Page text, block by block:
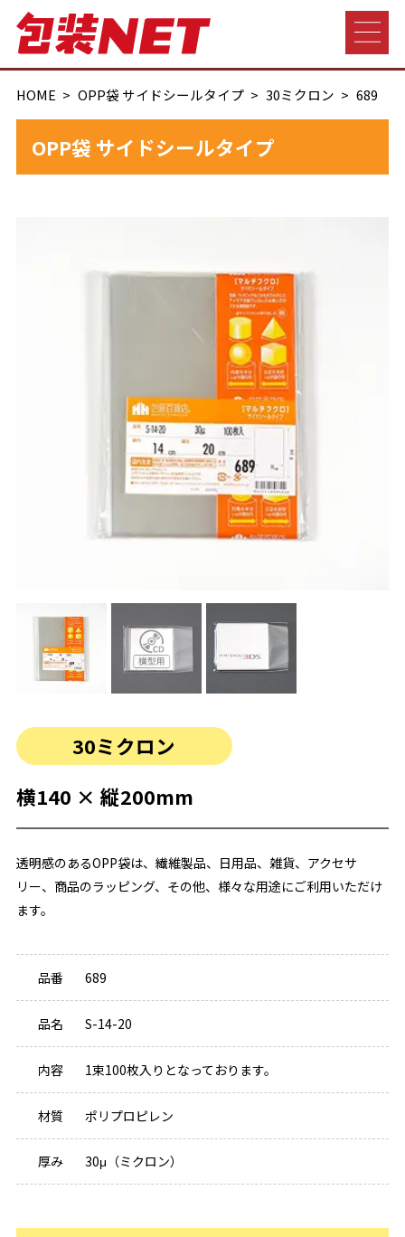
HOME OPP袋 サイドシールタイプ 30ミクロン 689
OPP袋 サイドシールタイプ
30ミクロン
横140 × 縦200mm
透明感のあるOPP袋は、繊維製品、日用品、雑貨、アクセサ
リー、商品のラッピング、その他、様々な用途にご利用いただけ
ます。
品番 689
品名 S-14-20
内容 1束100枚入りとなっております。
材質 ポリプロピレン
厚み 30μ（ミクロン）